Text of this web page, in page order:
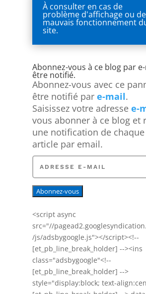
À consulter en cas de
problème d'affichage ou de
mauvais fonctionnement
site.
Abonnez-vous à ce blog par
être notifié.
Abonnez-vous avec ce
être notifié par e-mail.
Saisissez votre adresse e-
vous abonner à ce blog et
une notification de
article par email.
A
r
s
e
e
-
m
a
i
<script async
src="//
/js/adsbygoogle.js"></script><!--
[et_pb_line_break_holder] --><ins
class="adsbygoogle"<!--
[et_pb_line_break_holder] -->
style="display:block; text-